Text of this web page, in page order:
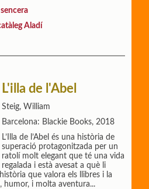
Aladí
L'illa de l'Abel
Steig, William
Barcelona: Blackie Books, 2018
L’Illa de l’Abel és una història de
superació protagonitzada per un
ratolí molt elegant que té una vida
regalada i està avesat a què li
que valora els llibres i la
humor, i molta aventura...